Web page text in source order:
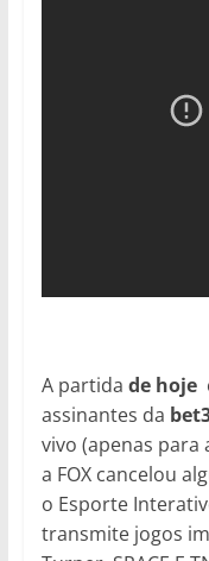
A partida de hoje
assinantes da
vivo (apenas para
a FOX cancelou
o Esporte
transmite jogos